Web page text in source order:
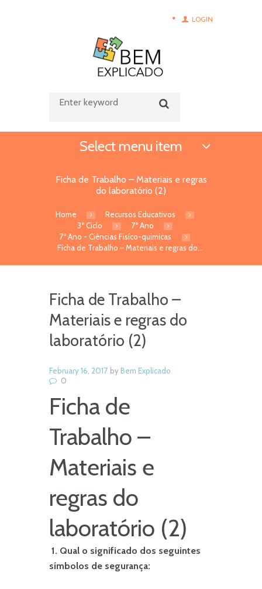
LOGIN
Select menu item
Ficha de Trabalho – Materiais e regras
do laboratório (2)
Home
Recursos Educativos
3º Ciclo
7º Ano
7º Ano - Ciências Fisíco-quimicas
Ficha de Trabalho – Materiais e regras do...
Ficha de Trabalho –
Materiais e regras do
laboratório (2)
February 16, 2017 byBem Explicado
0
Ficha de
Trabalho –
Materiais e
regras do
laboratório (2)
1. Qual o significado dos seguintes
símbolos de segurança: